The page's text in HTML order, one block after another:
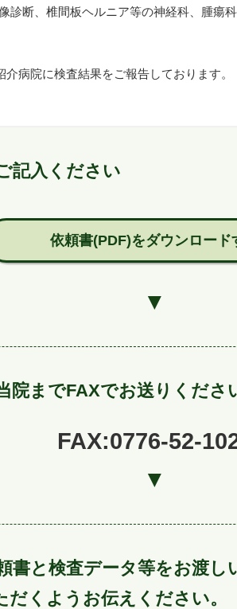
診断、椎間板ヘルニア等の神経科、腫瘍
病院に検査結果をご報告しております。
記入ください
依頼書(PDF)をダウンロード
▼
院までFAXでお送りくださ
FAX:0776-52-
▼
と検査データ等をお渡し
くようお伝えください。